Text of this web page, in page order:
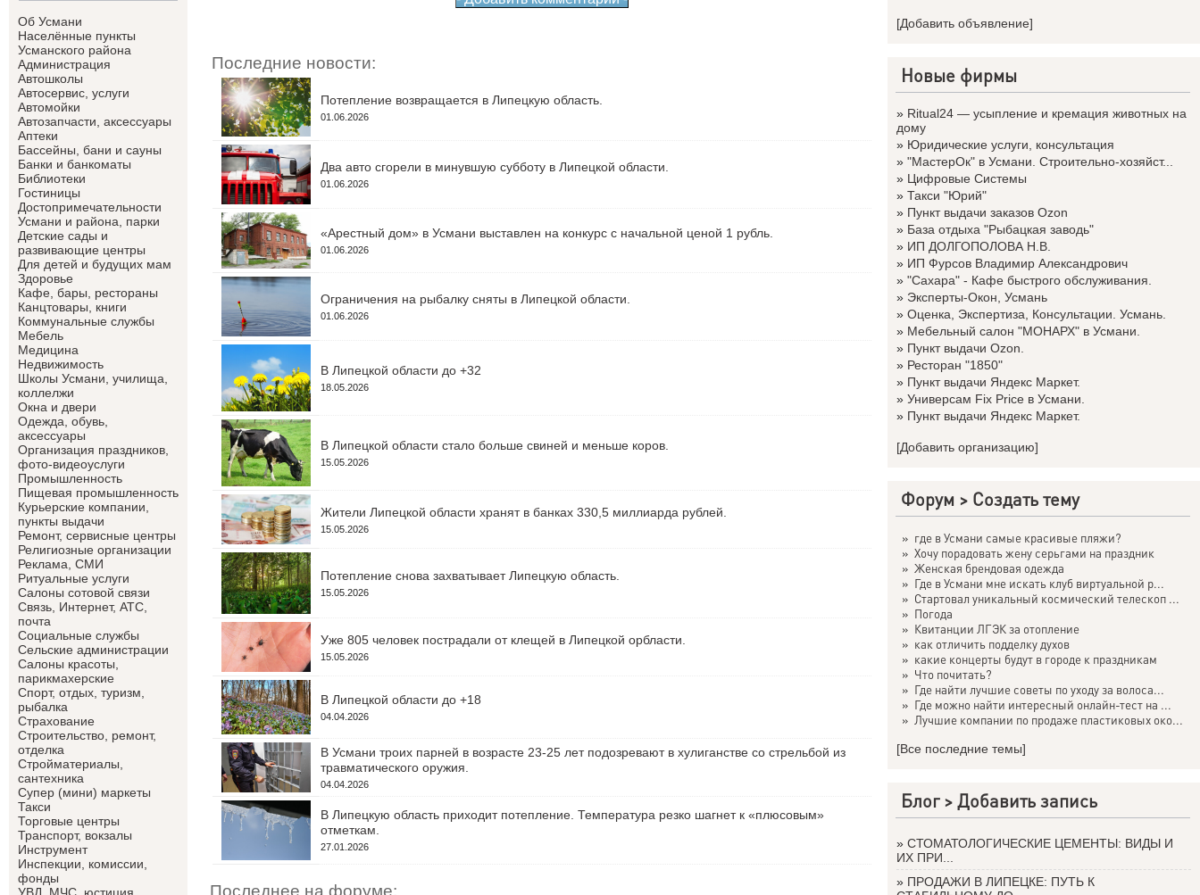
Об Усмани
Населённые пункты
Усманского района
Администрация
Автошколы
Автосервис, услуги
Автомойки
Автозапчасти, аксессуары
Аптеки
Бассейны, бани и сауны
Банки и банкоматы
Библиотеки
Гостиницы
Достопримечательности
Усмани и района, парки
Детские сады и
развивающие центры
Для детей и будущих мам
Здоровье
Кафе, бары, рестораны
Канцтовары, книги
Коммунальные службы
Мебель
Медицина
Недвижимость
Школы Усмани, училища,
коллелжи
Окна и двери
Одежда, обувь,
аксессуары
Организация праздников,
фото-видеоуслуги
Промышленность
Пищевая промышленность
Курьерские компании,
пункты выдачи
Ремонт, сервисные центры
Религиозные организации
Реклама, СМИ
Ритуальные услуги
Салоны сотовой связи
Связь, Интернет, АТС,
почта
Социальные службы
Сельские администрации
Салоны красоты,
парикмахерские
Спорт, отдых, туризм,
рыбалка
Страхование
Строительство, ремонт,
отделка
Cтройматериалы,
сантехника
Супер (мини) маркеты
Такси
Торговые центры
Транспорт, вокзалы
Инструмент
Инспекции, комиссии,
фонды
Последние новости:
Потепление возвращается в Липецкую область.
01.06.2026
Два авто сгорели в минувшую субботу в Липецкой области.
01.06.2026
«Арестный дом» в Усмани выставлен на конкурс с начальной ценой 1 рубль.
01.06.2026
Ограничения на рыбалку сняты в Липецкой области.
01.06.2026
В Липецкой области до +32
18.05.2026
В Липецкой области стало больше свиней и меньше коров.
15.05.2026
Жители Липецкой области хранят в банках 330,5 миллиарда рублей.
15.05.2026
Потепление снова захватывает Липецкую область.
15.05.2026
Уже 805 человек пострадали от клещей в Липецкой орбласти.
15.05.2026
В Липецкой области до +18
04.04.2026
В Усмани троих парней в возрасте 23-25 лет подозревают в хулиганстве со стрельбой из
травматического оружия.
04.04.2026
В Липецкую область приходит потепление. Температура резко шагнет к «плюсовым»
отметкам.
27.01.2026
Последнее на форуме:
[Добавить объявление]
Новые фирмы
» Ritual24 — усыпление и кремация животных на
дому
» Юридические услуги, консультация
» "МастерОк" в Усмани. Строительно-хозяйст...
» Цифровые Системы
» Такси "Юрий"
» Пункт выдачи заказов Ozon
» База отдыха "Рыбацкая заводь"
» ИП ДОЛГОПОЛОВА Н.В.
» ИП Фурсов Владимир Александрович
» "Сахара" - Кафе быстрого обслуживания.
» Эксперты-Окон, Усмань
» Оценка, Экспертиза, Консультации. Усмань.
» Мебельный салон "МОНАРХ" в Усмани.
» Пункт выдачи Ozon.
» Ресторан "1850"
» Пункт выдачи Яндекс Маркет.
» Универсам Fix Price в Усмани.
» Пункт выдачи Яндекс Маркет.
[Добавить организацию]
Форум > Создать тему
» где в Усмани самые красивые пляжи?
» Хочу порадовать жену серьгами на праздник
» Женская брендовая одежда
» Где в Усмани мне искать клуб виртуальной р...
» Стартовал уникальный космический телескоп ...
» Погода
» Квитанции ЛГЭК за отопление
» как отличить подделку духов
» какие концерты будут в городе к праздникам
» Что почитать?
» Где найти лучшие советы по уходу за волоса...
» Где можно найти интересный онлайн-тест на ...
» Лучшие компании по продаже пластиковых око...
[Все последние темы]
Блог >Добавить запись
» СТОМАТОЛОГИЧЕСКИЕ ЦЕМЕНТЫ: ВИДЫ И
ИХ ПРИ...
» ПРОДАЖИ В ЛИПЕЦКЕ: ПУТЬ К